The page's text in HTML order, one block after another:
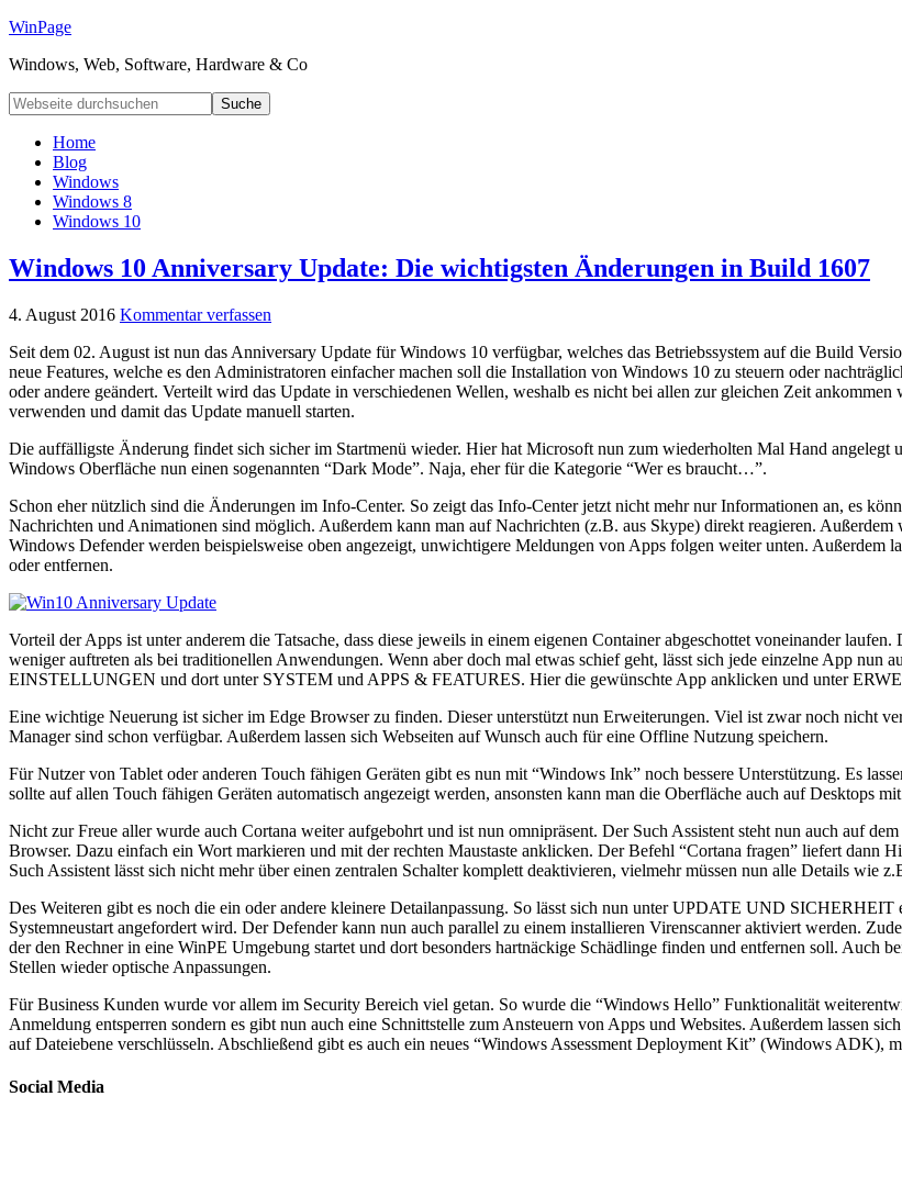
WinPage
Windows, Web, Software, Hardware & Co
Home
Blog
Windows
Windows 8
Windows 10
Windows 10 Anniversary Update: Die wichtigsten Änderungen in Build 1607
4. August 2016 Kommentar verfassen
Seit dem 02. August ist nun das Anniversary Update für Windows 10 verfügbar, welches das Betriebssystem auf die Build
neue Features, welche es den Administratoren einfacher machen soll die Installation von Windows 10 zu steuern oder
oder andere geändert. Verteilt wird das Update in verschiedenen Wellen, weshalb es nicht bei allen zur gleichen Zeit
verwenden und damit das Update manuell starten.
Die auffälligste Änderung findet sich sicher im Startmenü wieder. Hier hat Microsoft nun zum wiederholten Mal Hand angelegt
Windows Oberfläche nun einen sogenannten “Dark Mode”. Naja, eher für die Kategorie “Wer es braucht…”.
Schon eher nützlich sind die Änderungen im Info-Center. So zeigt das Info-Center jetzt nicht mehr nur Informationen an, es
Nachrichten und Animationen sind möglich. Außerdem kann man auf Nachrichten (z.B. aus Skype) direkt reagieren.
Windows Defender werden beispielsweise oben angezeigt, unwichtigere Meldungen von Apps folgen weiter unten.
oder entfernen.
Vorteil der Apps ist unter anderem die Tatsache, dass diese jeweils in einem eigenen Container abgeschottet voneinander
weniger auftreten als bei traditionellen Anwendungen. Wenn aber doch mal etwas schief geht, lässt sich jede einzelne App nun
EINSTELLUNGEN und dort unter SYSTEM und APPS & FEATURES. Hier die gewünschte App anklicken und unter
Eine wichtige Neuerung ist sicher im Edge Browser zu finden. Dieser unterstützt nun Erweiterungen. Viel ist zwar noch nicht
Manager sind schon verfügbar. Außerdem lassen sich Webseiten auf Wunsch auch für eine Offline Nutzung speichern.
Für Nutzer von Tablet oder anderen Touch fähigen Geräten gibt es nun mit “Windows Ink” noch bessere Unterstützung. Es
sollte auf allen Touch fähigen Geräten automatisch angezeigt werden, ansonsten kann man die Oberfläche auch auf Desktops
Nicht zur Freue aller wurde auch Cortana weiter aufgebohrt und ist nun omnipräsent. Der Such Assistent steht nun auch auf
Browser. Dazu einfach ein Wort markieren und mit der rechten Maustaste anklicken. Der Befehl “Cortana fragen” liefert
Such Assistent lässt sich nicht mehr über einen zentralen Schalter komplett deaktivieren, vielmehr müssen nun alle Details wie
Des Weiteren gibt es noch die ein oder andere kleinere Detailanpassung. So lässt sich nun unter UPDATE UND
Systemneustart angefordert wird. Der Defender kann nun auch parallel zu einem installieren Virenscanner aktiviert werden.
der den Rechner in eine WinPE Umgebung startet und dort besonders hartnäckige Schädlinge finden und entfernen soll. Auch
Stellen wieder optische Anpassungen.
Für Business Kunden wurde vor allem im Security Bereich viel getan. So wurde die “Windows Hello” Funktionalität
Anmeldung entsperren sondern es gibt nun auch eine Schnittstelle zum Ansteuern von Apps und Websites. Außerdem lassen
auf Dateiebene verschlüsseln. Abschließend gibt es auch ein neues “Windows Assessment Deployment Kit” (Windows ADK),
Social Media